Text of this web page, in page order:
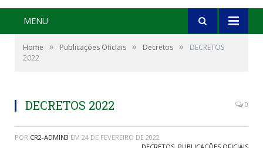
MENU
Home » Publicações Oficiais » Decretos »
DECRETOS
2022
DECRETOS 2022 0
POR CR2-ADMIN3 EM 24 DE FEVEREIRO DE 2022